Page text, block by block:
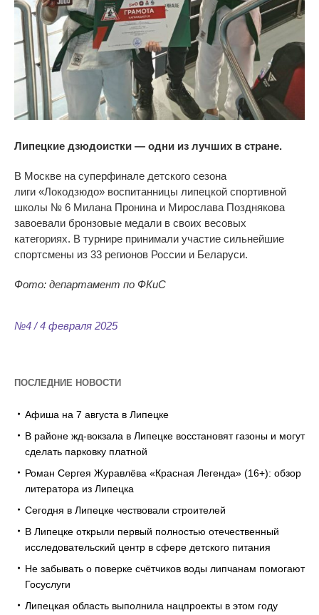
Липецкие дзюдоистки — одни из лучших в стране.
В Москве на суперфинале детского сезона
лиги «Локодзюдо» воспитанницы липецкой спортивной
школы № 6 Милана Пронина и Мирослава Позднякова
завоевали бронзовые медали в своих весовых
категориях. В турнире принимали участие сильнейшие
спортсмены из 33 регионов России и Беларуси.
Фото: департамент по ФКиС
№4 / 4 февраля 2025
ПОСЛЕДНИЕ НОВОСТИ
Афиша на 7 августа в Липецке
В районе жд-вокзала в Липецке восстановят газоны и могут
сделать парковку платной
Роман Сергея Журавлёва «Красная Легенда» (16+): обзор
литератора из Липецка
Сегодня в Липецке чествовали строителей
В Липецке открыли первый полностью отечественный
исследовательский центр в сфере детского питания
Не забывать о поверке счётчиков воды липчанам помогают
Госуслуги
Липецкая область выполнила нацпроекты в этом году